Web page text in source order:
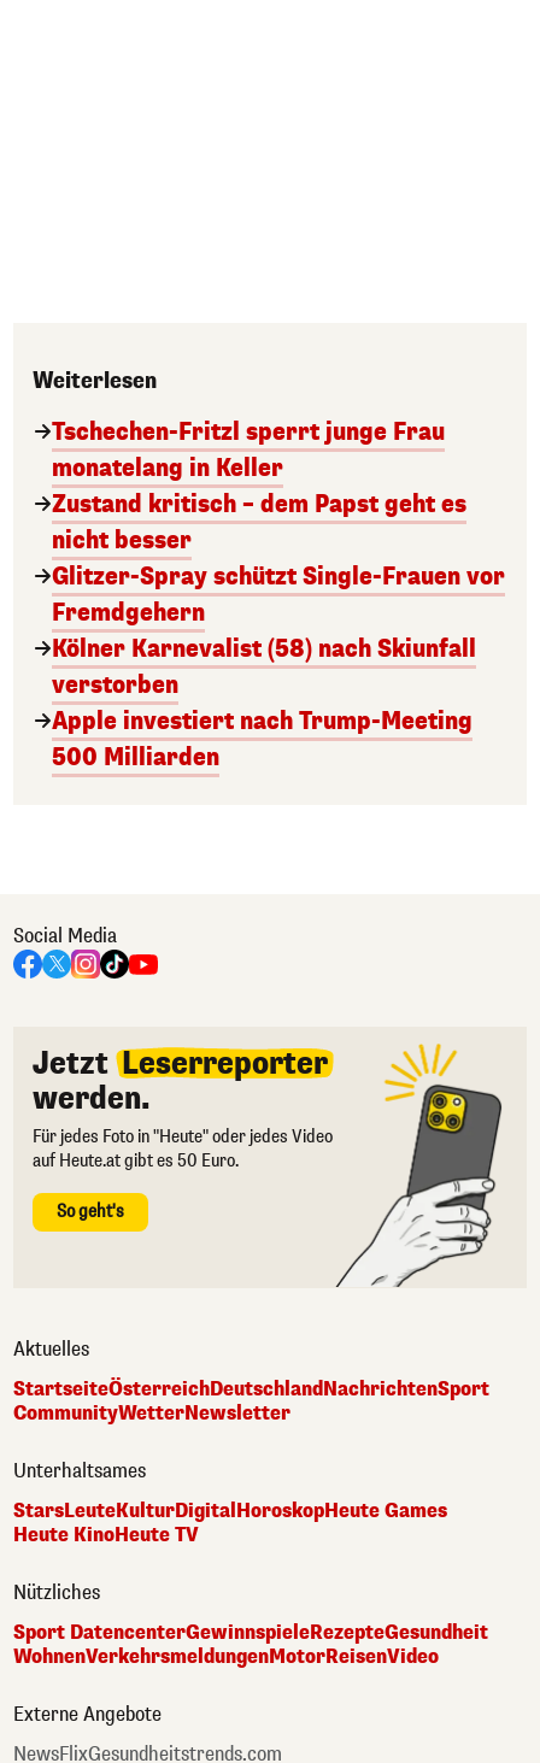
Weiterlesen
Tschechen-Fritzl sperrt junge Frau
monatelang in Keller
Zustand kritisch – dem Papst geht es
nicht besser
Glitzer-Spray schützt Single-Frauen vor
Fremdgehern
Kölner Karnevalist (58) nach Skiunfall
verstorben
Apple investiert nach Trump-Meeting
500 Milliarden
Social Media
Jetzt Leserreporter
werden.
Für jedes Foto in "Heute" oder jedes Video
auf Heute.at gibt es 50 Euro.
So geht's
Aktuelles
StartseiteÖsterreichDeutschlandNachrichtenSport
CommunityWetterNewsletter
Unterhaltsames
StarsLeuteKulturDigitalHoroskopHeute Games
Heute KinoHeute TV
Nützliches
Sport DatencenterGewinnspieleRezepteGesundheit
WohnenVerkehrsmeldungenMotorReisenVideo
Externe Angebote
NewsFlixGesundheitstrends.com